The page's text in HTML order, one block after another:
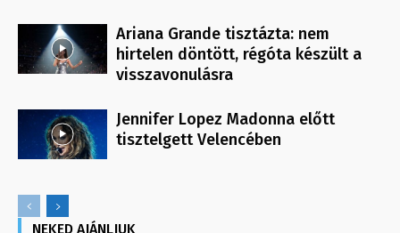
Ariana Grande tisztázta: nem
hirtelen döntött, régóta készült a
visszavonulásra
Jennifer Lopez Madonna előtt
tisztelgett Velencében
NEKED AJÁNLJUK